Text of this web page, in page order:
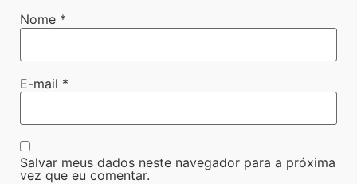
Nome *
E-mail *
Salvar meus dados neste navegador para a próxima
vez que eu comentar.